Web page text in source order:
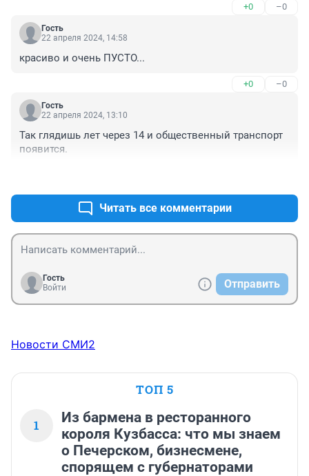
дождя. Вот это да - достопримечательность! Нигде
такого нет!
+0 –0
Гость
22 апреля 2024, 14:58
красиво и очень ПУСТО...
+0 –0
Гость
22 апреля 2024, 13:10
Так глядишь лет через 14 и общественный транспорт
появится.
Читать все комментарии
Гость
Войти
Отправить
Новости СМИ2
ТОП 5
1
Из бармена в ресторанного
короля Кузбасса: что мы знаем
о Печерском, бизнесмене,
спорящем с губернаторами